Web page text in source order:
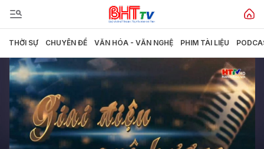
THỜI SỰ CHUYÊN ĐỀ VĂN HÓA - VĂN NGHỆ PHIM TÀI LIỆU